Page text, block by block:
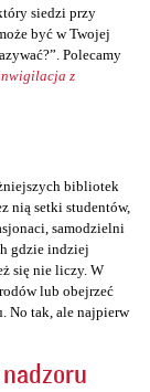
siedzi przy
być w Twojej
Polecamy
z
bibliotek
nią setki studentów,
samodzielni
gdzie indziej
się nie liczy. W
lub obejrzeć
No tak, ale najpierw